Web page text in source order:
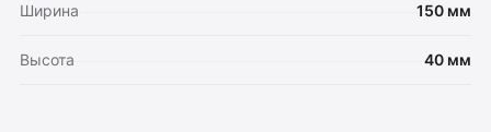
Ширина 150 мм
Высота 40 мм